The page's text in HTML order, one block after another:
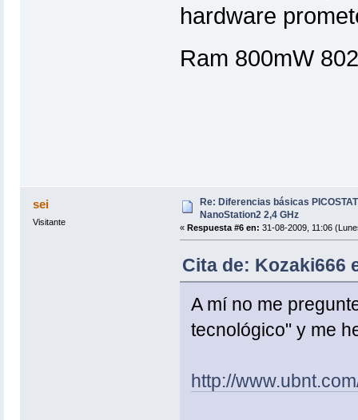
hardware
Ram 800mW
sei
Visitante
Re: Diferencias básicas
NanoStation2 2,4 GHz
« Respuesta #6 en: 31-08-2009, 11:06
Cita de: Kozaki666
A mí no me
tecnológico" y me
http://